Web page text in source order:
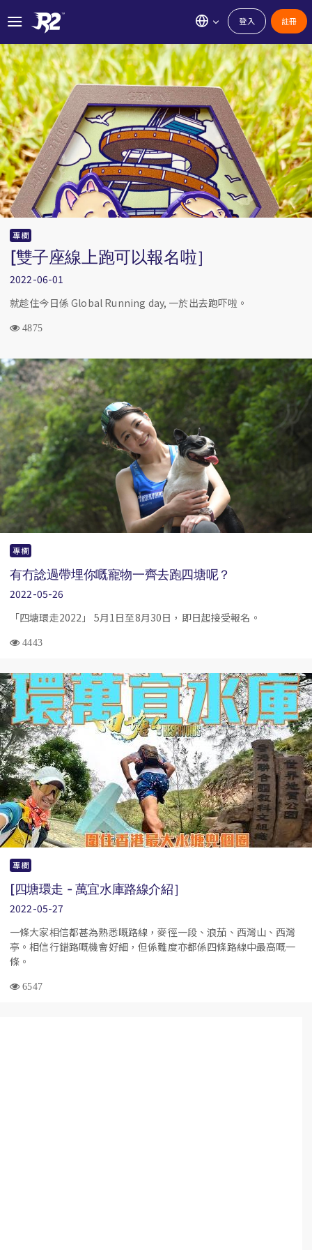
登入 註冊
專欄
[雙子座線上跑可以報名啦］
2022-06-01
就趁住今日係 Global Running day, 一於出去跑吓啦。
4875
專欄
有冇諗過帶埋你嘅寵物一齊去跑四塘呢？
2022-05-26
「四塘環走2022」 5月1日至8月30日，即日起接受報名。
4443
專欄
[四塘環走 - 萬宜水庫路線介紹］
2022-05-27
一條大家相信都甚為熟悉嘅路線，麥徑一段、浪茄、西灣山、西灣
亭。相信行錯路嘅機會好細，但係難度亦都係四條路線中最高嘅一
條。
6547